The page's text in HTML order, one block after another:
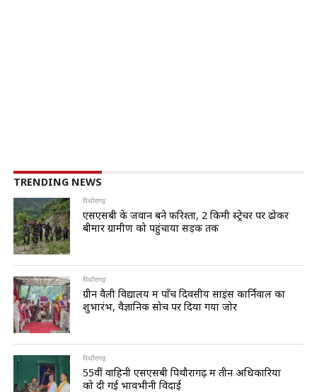
TRENDING NEWS
पिथौरागढ़
एसएसबी के जवान बने फरिश्ता, 2 किमी स्ट्रेचर पर ढोकर
बीमार ग्रामीण को पहुंचाया सड़क तक
पिथौरागढ़
ग्रीन वैली विद्यालय में पाँच दिवसीय साइंस कार्निवाल का
शुभारंभ, वैज्ञानिक सोच पर दिया गया जोर
पिथौरागढ़
55वीं वाहिनी एसएसबी पिथौरागढ़ में तीन अधिकारियों
को दी गई भावभीनी विदाई